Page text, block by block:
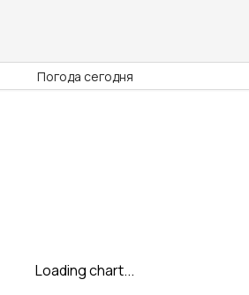
Погода сегодня
Loading chart...